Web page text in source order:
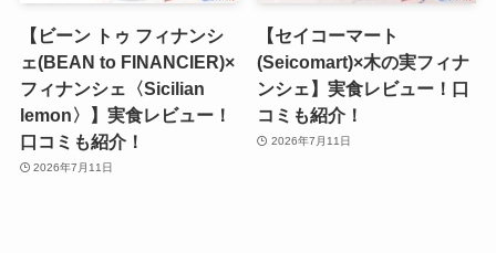
【ビーン トゥ フィナンシ
ェ(BEAN to FINANCIER)×
フィナンシェ〈Sicilian
lemon〉】実食レビュー！
口コミも紹介！
2026年7月11日
【セイコーマート
(Seicomart)×木の実フィナ
ンシェ】実食レビュー！口
コミも紹介！
2026年7月11日